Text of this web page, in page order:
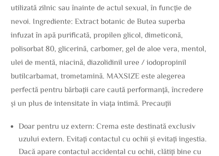
utilizată zilnic sau înainte de actul sexual, în funcție de
nevoi. Ingrediente: Extract botanic de Butea superba
infuzat în apă purificată, propilen glicol, dimeticonă,
polisorbat 80, glicerină, carbomer, gel de aloe vera, mentol,
ulei de mentă, niacină, diazolidinil uree / iodopropinil
butilcarbamat, trometamină. MAXSIZE este alegerea
perfectă pentru bărbații care caută performanță, încredere
și un plus de intensitate în viața intimă. Precauții
Doar pentru uz extern: Crema este destinată exclusiv
uzului extern. Evitați contactul cu ochii și evitați ingestia.
Dacă apare contactul accidental cu ochii, clătiți bine cu